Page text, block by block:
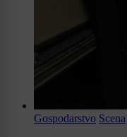
Gospodarstvo Scena